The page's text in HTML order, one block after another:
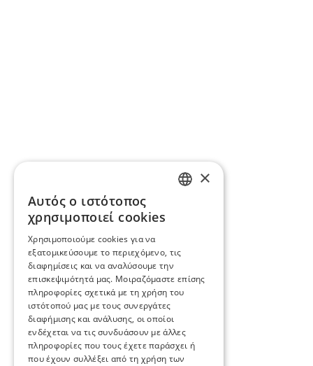
×
Αυτός ο ιστότοπος
χρησιμοποιεί cookies
Χρησιμοποιούμε cookies για να
εξατομικεύσουμε το περιεχόμενο, τις
διαφημίσεις και να αναλύσουμε την
επισκεψιμότητά μας. Μοιραζόμαστε επίσης
πληροφορίες σχετικά με τη χρήση του
ιστότοπού μας με τους συνεργάτες
διαφήμισης και ανάλυσης, οι οποίοι
ενδέχεται να τις συνδυάσουν με άλλες
πληροφορίες που τους έχετε παράσχει ή
που έχουν συλλέξει από τη χρήση των